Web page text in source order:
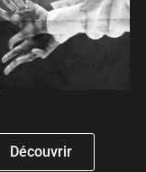
Découvrir